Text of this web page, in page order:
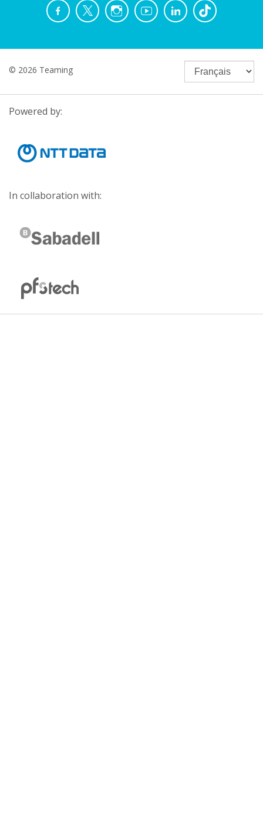
© 2026 Teaming
Powered by:
In collaboration with: